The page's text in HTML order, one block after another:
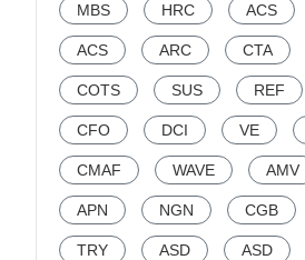
MBS HRC ACS
ACS ARC CTA
COTS SUS REF
CFO DCI VE
CMAF WAVE AMV
APN NGN CGB
TRY ASD ASD